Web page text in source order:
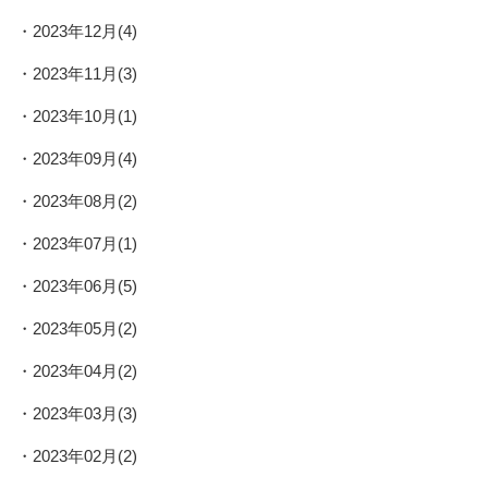
2023年12月(4)
2023年11月(3)
2023年10月(1)
2023年09月(4)
2023年08月(2)
2023年07月(1)
2023年06月(5)
2023年05月(2)
2023年04月(2)
2023年03月(3)
2023年02月(2)